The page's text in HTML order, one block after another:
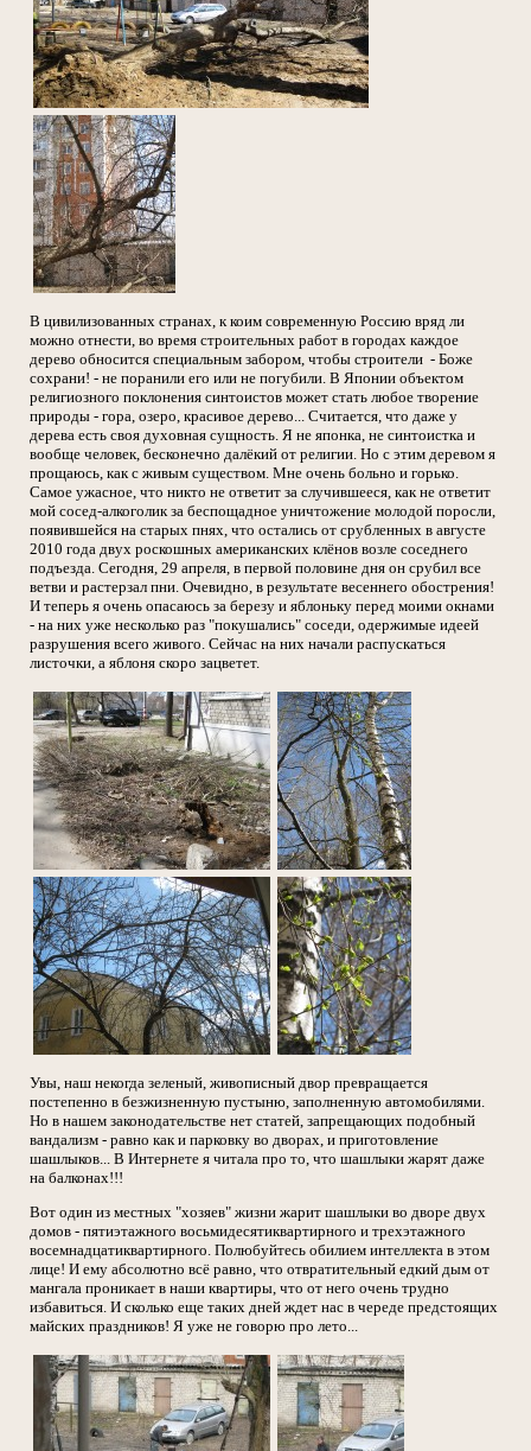
В цивилизованных странах, к коим современную Россию вряд ли
можно отнести, во время строительных работ в городах каждое
дерево обносится специальным забором, чтобы строители - Боже
сохрани! - не поранили его или не погубили. В Японии объектом
религиозного поклонения синтоистов может стать любое творение
природы - гора, озеро, красивое дерево... Считается, что даже у
дерева есть своя духовная сущность. Я не японка, не синтоистка и
вообще человек, бесконечно далёкий от религии. Но с этим деревом я
прощаюсь, как с живым существом. Мне очень больно и горько.
Самое ужасное, что никто не ответит за случившееся, как не ответит
мой сосед-алкоголик за беспощадное уничтожение молодой поросли,
появившейся на старых пнях, что остались от срубленных в августе
2010 года двух роскошных американских клёнов возле соседнего
подъезда. Сегодня, 29 апреля, в первой половине дня он срубил все
ветви и растерзал пни. Очевидно, в результате весеннего обострения!
И теперь я очень опасаюсь за березу и яблоньку перед моими окнами
- на них уже несколько раз "покушались" соседи, одержимые идеей
разрушения всего живого. Сейчас на них начали распускаться
листочки, а яблоня скоро зацветет.
Увы, наш некогда зеленый, живописный двор превращается
постепенно в безжизненную пустыню, заполненную автомобилями.
Но в нашем законодательстве нет статей, запрещающих подобный
вандализм - равно как и парковку во дворах, и приготовление
шашлыков... В Интернете я читала про то, что шашлыки жарят даже
на балконах!!!
Вот один из местных "хозяев" жизни жарит шашлыки во дворе двух
домов - пятиэтажного восьмидесятиквартирного и трехэтажного
восемнадцатиквартирного. Полюбуйтесь обилием интеллекта в этом
лице! И ему абсолютно всё равно, что отвратительный едкий дым от
мангала проникает в наши квартиры, что от него очень трудно
избавиться. И сколько еще таких дней ждет нас в череде предстоящих
майских праздников! Я уже не говорю про лето...